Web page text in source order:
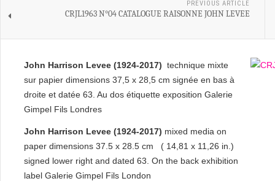
PREVIOUS ARTICLE
CRJL1963 N°04 CATALOGUE RAISONNE JOHN LEVEE
John Harrison Levee (1924-2017) technique mixte
sur papier dimensions 37,5 x 28,5 cm signée en bas à
droite et datée 63. Au dos étiquette exposition Galerie
Gimpel Fils Londres
John Harrison Levee (1924-2017) mixed media on
paper dimensions 37.5 x 28.5 cm ( 14,81 x 11,26 in.)
signed lower right and dated 63. On the back exhibition
label Galerie Gimpel Fils London